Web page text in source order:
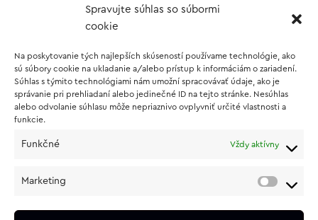
Spravujte súhlas so súbormi
cookie
Na poskytovanie tých najlepších skúseností používame technológie, ako
sú súbory cookie na ukladanie a/alebo prístup k informáciám o zariadení.
Súhlas s týmito technológiami nám umožní spracovávať údaje, ako je
správanie pri prehliadaní alebo jedinečné ID na tejto stránke. Nesúhlas
alebo odvolanie súhlasu môže nepriaznivo ovplyvniť určité vlastnosti a
funkcie.
Funkčné Vždy aktívny
Marketing
Vernostný program
O NÁKUPE
Vrátenie a reklamácia tovaru